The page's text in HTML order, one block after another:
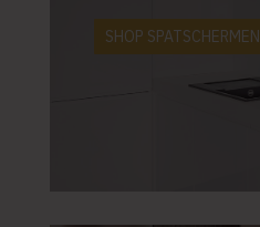
SHOP SPATSCHERMEN